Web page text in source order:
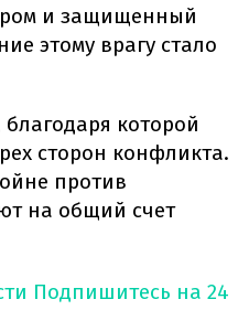
и защищенный
этому врагу стало
которой
сторон конфликта.
против
на общий счет
Подпишитесь на 24